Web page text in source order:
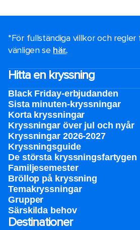
*För fullständiga villkor och regler
vänligen se här..
Hitta en kryssning
Black Friday-erbjudanden
Sista minuten-kryssningar
Korta kryssningar
Kryssningar över jul och nyår
Kryssningar 2026-2027
Kryssningsguide
De största kryssningsfartygen
Familjesemester
Bröllop på kryssning
Temakryssningar
Grupper
Särskilda behov
Destinationer